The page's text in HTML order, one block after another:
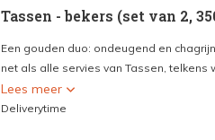
Tassen - bekers (set van 2,
Een gouden duo: ondeugend en
net als alle servies van Tassen, telkens
Lees meer
Deliverytime